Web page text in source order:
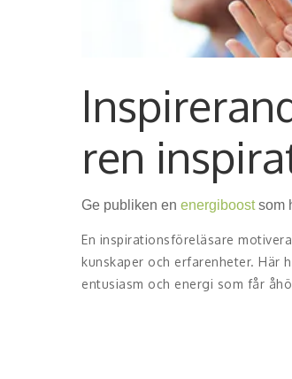
ren
Ge publiken en energiboostsom
En inspirationsföreläsare
kunskaper och erfarenheter. Här
entusiasm och energi som får